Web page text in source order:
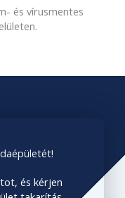
és vírusmentes
és kérjen